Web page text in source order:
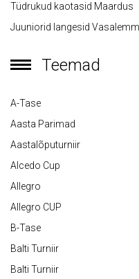
Tüdrukud kaotasid Maardus
Juuniorid langesid
Teemad
A-Tase
Aasta Parimad
Aastalõputurniir
Alcedo Cup
Allegro
Allegro CUP
B-Tase
Balti Turniir
Balti Turniir